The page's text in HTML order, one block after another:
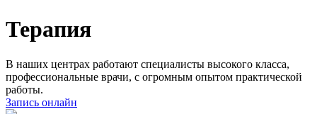
Терапия
В наших центрах работают специалисты высокого класса,
профессиональные врачи, с огромным опытом практической
работы.
Запись онлайн